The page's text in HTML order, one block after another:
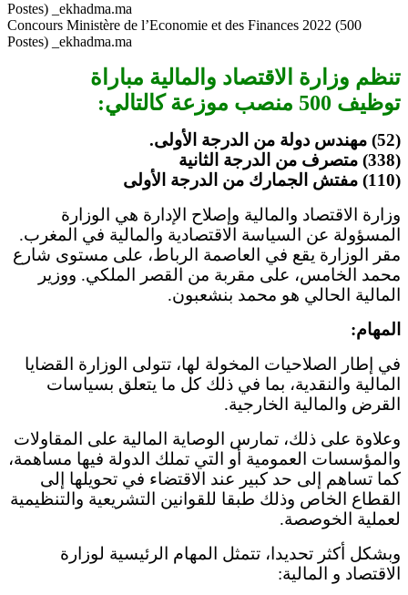
Concours Ministère de l’Economie et des Finances 2022 (500
Postes) _ekhadma.ma
تنظم وزارة الاقتصاد والمالية مباراة
توظيف 500 منصب موزعة كالتالي:
(52) مهندس دولة من الدرجة الأولى.
(338) متصرف من الدرجة الثانية
(110) مفتش الجمارك من الدرجة الأولى
وزارة الاقتصاد والمالية وإصلاح الإدارة هي الوزارة
المسؤولة عن السياسة الاقتصادية والمالية في المغرب.
مقر الوزارة يقع في العاصمة الرباط، على مستوى شارع
محمد الخامس، على مقربة من القصر الملكي. ووزير
المالية الحالي هو محمد بنشعبون.
المهام:
في إطار الصلاحيات المخولة لها، تتولى الوزارة القضايا
المالية والنقدية، بما في ذلك كل ما يتعلق بسياسات
القرض والمالية الخارجية.
وعلاوة على ذلك، تمارس الوصاية المالية على المقاولات
والمؤسسات العمومية أو التي تملك الدولة فيها مساهمة،
كما تساهم إلى حد كبير عند الاقتضاء في تحويلها إلى
القطاع الخاص وذلك طبقا للقوانين التشريعية والتنظيمية
لعملية الخوصصة.
وبشكل أكثر تحديدا، تتمثل المهام الرئيسية لوزارة
الاقتصاد و المالية: